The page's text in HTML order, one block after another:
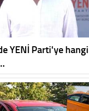
YENİ Parti'ye